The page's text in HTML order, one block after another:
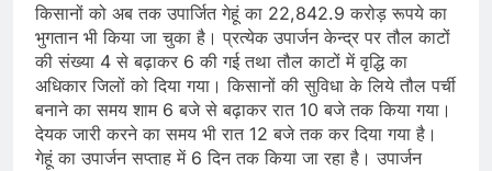
किसानों को अब तक उपार्जित गेहूं का 22,842.9 करोड़ रूपये का
भुगतान भी किया जा चुका है। प्रत्येक उपार्जन केन्द्र पर तौल काटों
की संख्या 4 से बढ़ाकर 6 की गई तथा तौल काटों में वृद्धि का
अधिकार जिलों को दिया गया। किसानों की सुविधा के लिये तौल पर्ची
बनाने का समय शाम 6 बजे से बढ़ाकर रात 10 बजे तक किया गया।
देयक जारी करने का समय भी रात 12 बजे तक कर दिया गया है।
गेहूं का उपार्जन सप्ताह में 6 दिन तक किया जा रहा है। उपार्जन